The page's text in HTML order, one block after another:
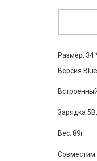
Размер: 34
Версия
Зарядка
Вес: 89г
Совместим